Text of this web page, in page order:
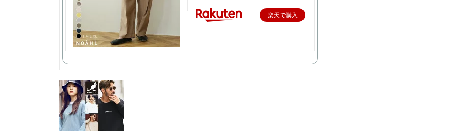
楽天で購入